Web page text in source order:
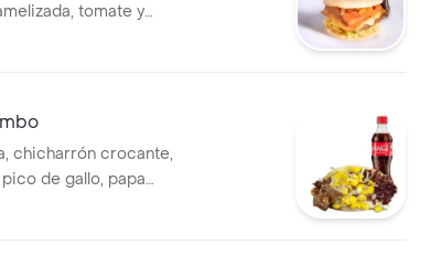
tomate y
elegir
chicharrón crocante,
de gallo, papa
de queso fundido +